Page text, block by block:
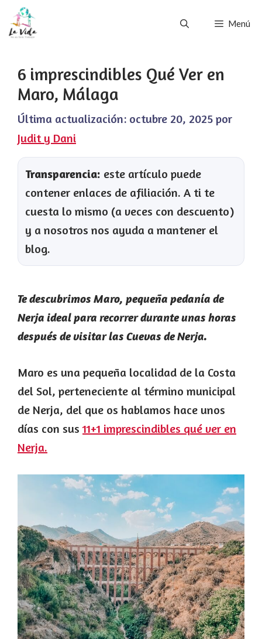
Saltar
Menú
6 imprescindibles Qué Ver en
Maro, Málaga
Última actualización: octubre 20, 2025 por
Judit y Dani
Transparencia: este artículo puede
contener enlaces de afiliación. A ti te
cuesta lo mismo (a veces con descuento)
y a nosotros nos ayuda a mantener el
blog.
Te descubrimos Maro, pequeña pedanía de
Nerja ideal para recorrer durante unas horas
después de visitar las Cuevas de Nerja.
Maro es una pequeña localidad de la Costa
del Sol, perteneciente al término municipal
de Nerja, del que os hablamos hace unos
días con sus11+1 imprescindibles qué ver en
Nerja.